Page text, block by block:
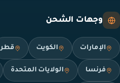
وجهات الشحن
الإمارات الكويت قطر
فرنسا الولايات المتحدة